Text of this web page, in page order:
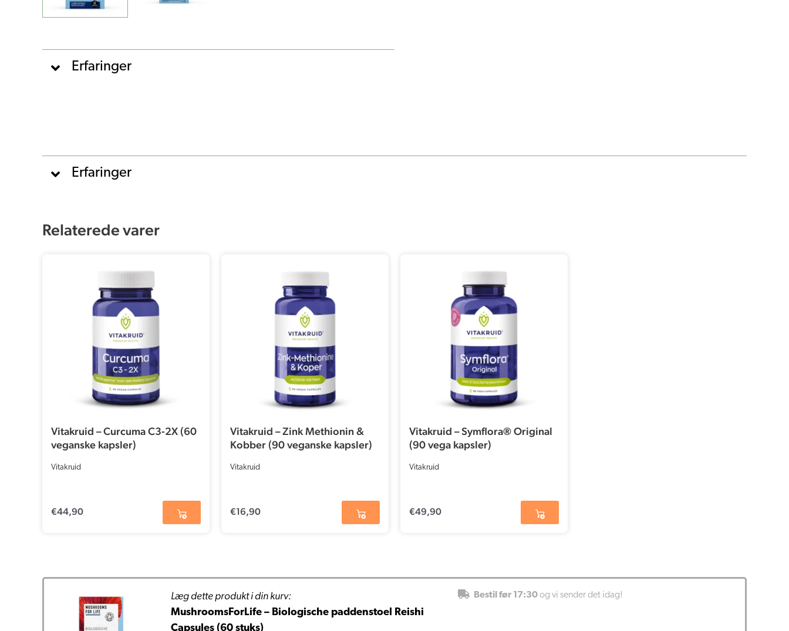
Erfaringer
Erfaringer
Relaterede varer
Vitakruid – Curcuma C3-2X (60
veganske kapsler)
Vitakruid
€44,90
Vitakruid – Zink Methionin &
Kobber (90 veganske kapsler)
Vitakruid
€16,90
Vitakruid – Symflora® Original
(90 vega kapsler)
Vitakruid
€49,90
Læg dette produkt i din kurv:
MushroomsForLife – Biologische paddenstoel Reishi
Capsules (60 stuks)
Bestil før 17:30og vi sender det idag!